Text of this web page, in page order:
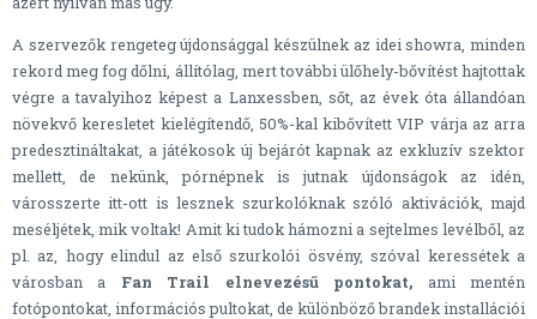
A szervezők rengeteg újdonsággal készülnek az idei showra, minden
rekord meg fog dőlni, állítólag, mert további ülőhely-bővítést hajtottak
végre a tavalyihoz képest a Lanxessben, sőt, az évek óta állandóan
növekvő keresletet kielégítendő, 50%-kal kibővített VIP várja az arra
predesztináltakat, a játékosok új bejárót kapnak az exkluzív szektor
mellett, de nekünk, pórnépnek is jutnak újdonságok az idén,
városszerte itt-ott is lesznek szurkolóknak szóló aktivációk, majd
meséljétek, mik voltak! Amit ki tudok hámozni a sejtelmes levélből, az
pl. az, hogy elindul az első szurkolói ösvény, szóval keressétek a
városban a Fan Trail elnevezésű pontokat, ami mentén
fotópontokat, információs pultokat, de különböző brandek installációi